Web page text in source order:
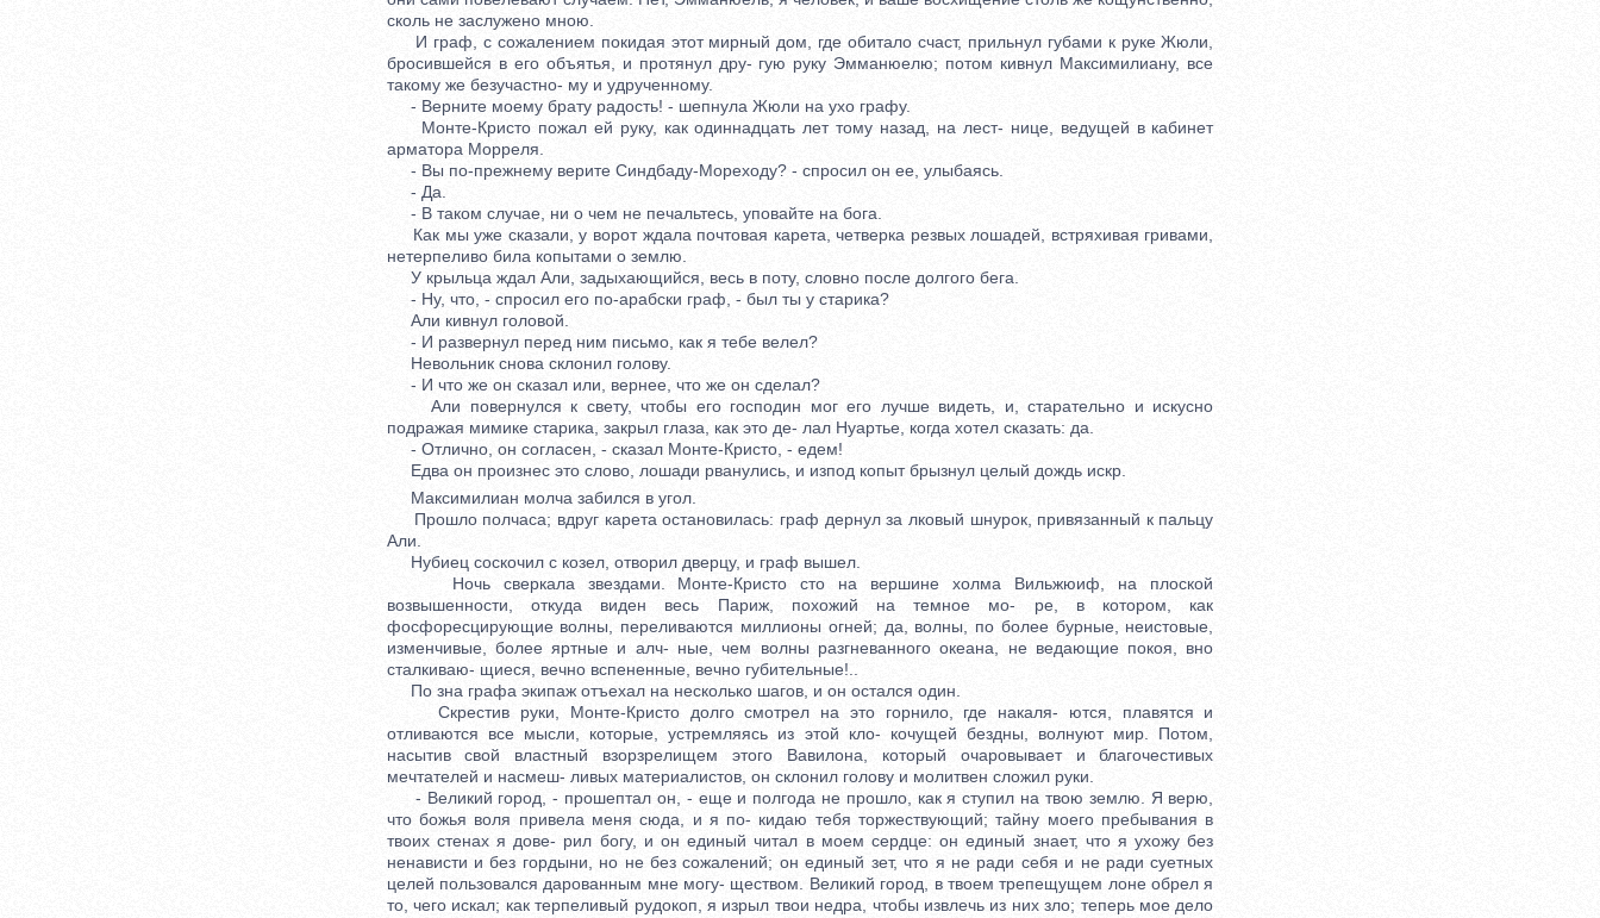
сколь не заслужено мною.
И граф, с сожалением покидая этот мирный дом, где обитало счаст, прильнул губами к руке Жюли,
бросившейся в его объятья, и протянул дру- гую руку Эмманюелю; потом кивнул Максимилиану, все
такому же безучастно- му и удрученному.
- Верните моему брату радость! - шепнула Жюли на ухо графу.
Монте-Кристо пожал ей руку, как одиннадцать лет тому назад, на лест- нице, ведущей в кабинет
арматора Морреля.
- Вы по-прежнему верите Синдбаду-Мореходу? - спросил он ее, улыбаясь.
- Да.
- В таком случае, ни о чем не печальтесь, уповайте на бога.
Как мы уже сказали, у ворот ждала почтовая карета, четверка резвых лошадей, встряхивая гривами,
нетерпеливо била копытами о землю.
У крыльца ждал Али, задыхающийся, весь в поту, словно после долгого бега.
- Ну, что, - спросил его по-арабски граф, - был ты у старика?
Али кивнул головой.
- И развернул перед ним письмо, как я тебе велел?
Невольник снова склонил голову.
- И что же он сказал или, вернее, что же он сделал?
Али повернулся к свету, чтобы его господин мог его лучше видеть, и, старательно и искусно
подражая мимике старика, закрыл глаза, как это де- лал Нуартье, когда хотел сказать: да.
- Отлично, он согласен, - сказал Монте-Кристо, - едем!
Едва он произнес это слово, лошади рванулись, и изпод копыт брызнул целый дождь искр.
Максимилиан молча забился в угол.
Прошло полчаса; вдруг карета остановилась: граф дернул за лковый шнурок, привязанный к пальцу
Али.
Нубиец соскочил с козел, отворил дверцу, и граф вышел.
Ночь сверкала звездами. Монте-Кристо сто на вершине холма Вильжюиф, на плоской
возвышенности, откуда виден весь Париж, похожий на темное мо- ре, в котором, как
фосфоресцирующие волны, переливаются миллионы огней; да, волны, по более бурные, неистовые,
изменчивые, более яртные и алч- ные, чем волны разгневанного океана, не ведающие покоя, вно
сталкиваю- щиеся, вечно вспененные, вечно губительные!..
По зна графа экипаж отъехал на несколько шагов, и он остался один.
Скрестив руки, Монте-Кристо долго смотрел на это горнило, где накаля- ются, плавятся и
отливаются все мысли, которые, устремляясь из этой кло- кочущей бездны, волнуют мир. Потом,
насытив свой властный взорзрелищем этого Вавилона, который очаровывает и благочестивых
мечтателей и насмеш- ливых материалистов, он склонил голову и молитвен сложил руки.
- Великий город, - прошептал он, - еще и полгода не прошло, как я ступил на твою землю. Я верю,
что божья воля привела меня сюда, и я по- кидаю тебя торжествующий; тайну моего пребывания в
твоих стенах я дове- рил богу, и он единый читал в моем сердце: он единый знает, что я ухожу без
ненависти и без гордыни, но не без сожалений; он единый зет, что я не ради себя и не ради суетных
целей пользовался дарованным мне могу- ществом. Великий город, в твоем трепещущем лоне обрел я
то, чего искал; как терпеливый рудокоп, я изрыл твои недра, чтобы извлечь из них зло; теперь мое дело